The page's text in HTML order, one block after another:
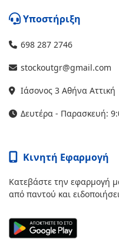
Υποστήριξη
698 287 2746
stockoutgr@gmail.com
Ιάσονος 3 Αθήνα Αττική
Δευτέρα - Παρασκευή:
Κινητή Εφαρμογή
Κατεβάστε την εφαρμογή
από παντού και